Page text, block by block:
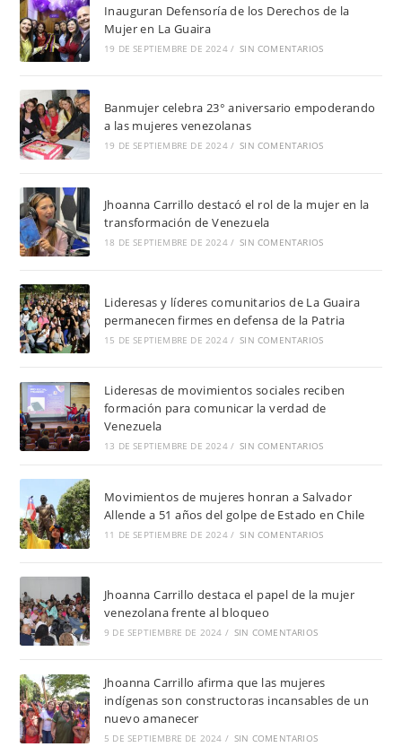
Inauguran Defensoría de los Derechos de la
Mujer en La Guaira
19 DE SEPTIEMBRE DE 2024 / SIN COMENTARIOS
Banmujer celebra 23° aniversario empoderando
a las mujeres venezolanas
19 DE SEPTIEMBRE DE 2024 / SIN COMENTARIOS
Jhoanna Carrillo destacó el rol de la mujer en la
transformación de Venezuela
18 DE SEPTIEMBRE DE 2024 / SIN COMENTARIOS
Lideresas y líderes comunitarios de La Guaira
permanecen firmes en defensa de la Patria
15 DE SEPTIEMBRE DE 2024 / SIN COMENTARIOS
Lideresas de movimientos sociales reciben
formación para comunicar la verdad de
Venezuela
13 DE SEPTIEMBRE DE 2024 / SIN COMENTARIOS
Movimientos de mujeres honran a Salvador
Allende a 51 años del golpe de Estado en Chile
11 DE SEPTIEMBRE DE 2024 / SIN COMENTARIOS
Jhoanna Carrillo destaca el papel de la mujer
venezolana frente al bloqueo
9 DE SEPTIEMBRE DE 2024 / SIN COMENTARIOS
Jhoanna Carrillo afirma que las mujeres
indígenas son constructoras incansables de un
nuevo amanecer
5 DE SEPTIEMBRE DE 2024 / SIN COMENTARIOS